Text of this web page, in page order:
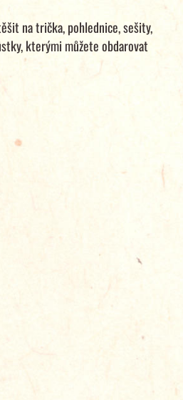
na trička, pohlednice, sešity,
kterými můžete obdarovat